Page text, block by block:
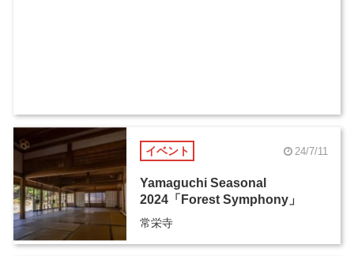
イベント 24/7/11
Yamaguchi Seasonal
2024「Forest Symphony」
常栄寺